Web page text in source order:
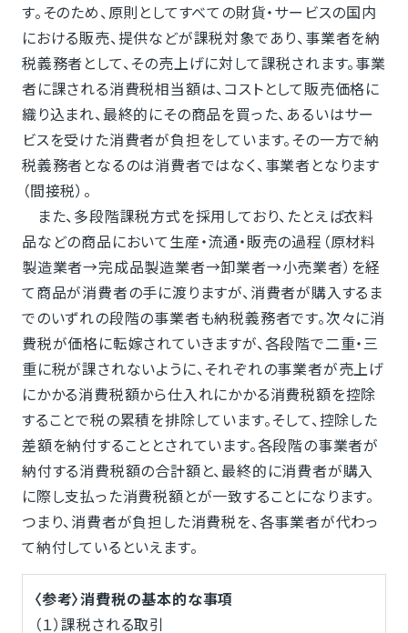
す。そのため、原則としてすべての財貨・サービスの国内
における販売、提供などが課税対象であり、事業者を納
税義務者として、その売上げに対して課税されます。事業
者に課される消費税相当額は、コストとして販売価格に
織り込まれ、最終的にその商品を買った、あるいはサー
ビスを受けた消費者が負担をしています。その一方で納
税義務者となるのは消費者ではなく、事業者となります
（間接税）。
また、多段階課税方式を採用しており、たとえば衣料
品などの商品において生産・流通・販売の過程（原材料
製造業者→完成品製造業者→卸業者→小売業者）を経
て商品が消費者の手に渡りますが、消費者が購入するま
でのいずれの段階の事業者も納税義務者です。次々に消
費税が価格に転嫁されていきますが、各段階で二重・三
重に税が課されないように、それぞれの事業者が売上げ
にかかる消費税額から仕入れにかかる消費税額を控除
することで税の累積を排除しています。そして、控除した
差額を納付することとされています。各段階の事業者が
納付する消費税額の合計額と、最終的に消費者が購入
に際し支払った消費税額とが一致することになります。
つまり、消費者が負担した消費税を、各事業者が代わっ
て納付しているといえます。
〈参考〉消費税の基本的な事項
（１）課税される取引